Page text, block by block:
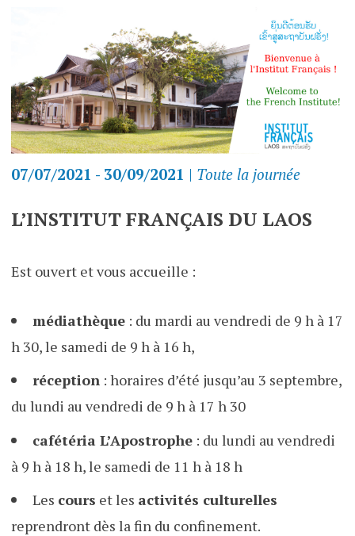
07/07/2021 - 30/09/2021 | Toute la journée
L’INSTITUT FRANÇAIS DU LAOS
Est ouvert et vous accueille :
médiathèque: du mardi au vendredi de 9 h à 17
h 30, le samedi de 9 h à 16 h,
réception: horaires d’été jusqu’au 3 septembre,
du lundi au vendredi de 9 h à 17 h 30
cafétéria L’Apostrophe: du lundi au vendredi
à 9 h à 18 h, le samedi de 11 h à 18 h
Les cours et les activités culturelles
reprendront dès la fin du confinement.